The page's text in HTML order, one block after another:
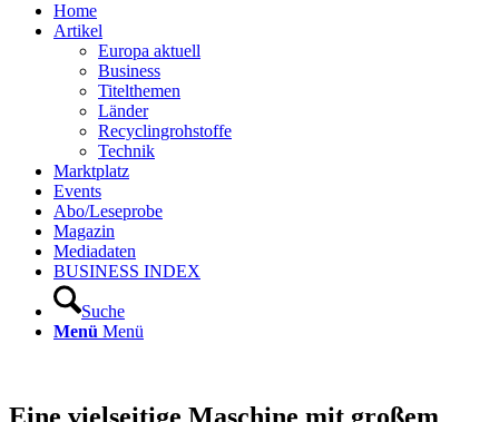
Home
Artikel
Europa aktuell
Business
Titelthemen
Länder
Recyclingrohstoffe
Technik
Marktplatz
Events
Abo/Leseprobe
Magazin
Mediadaten
BUSINESS INDEX
Suche
Menü Menü